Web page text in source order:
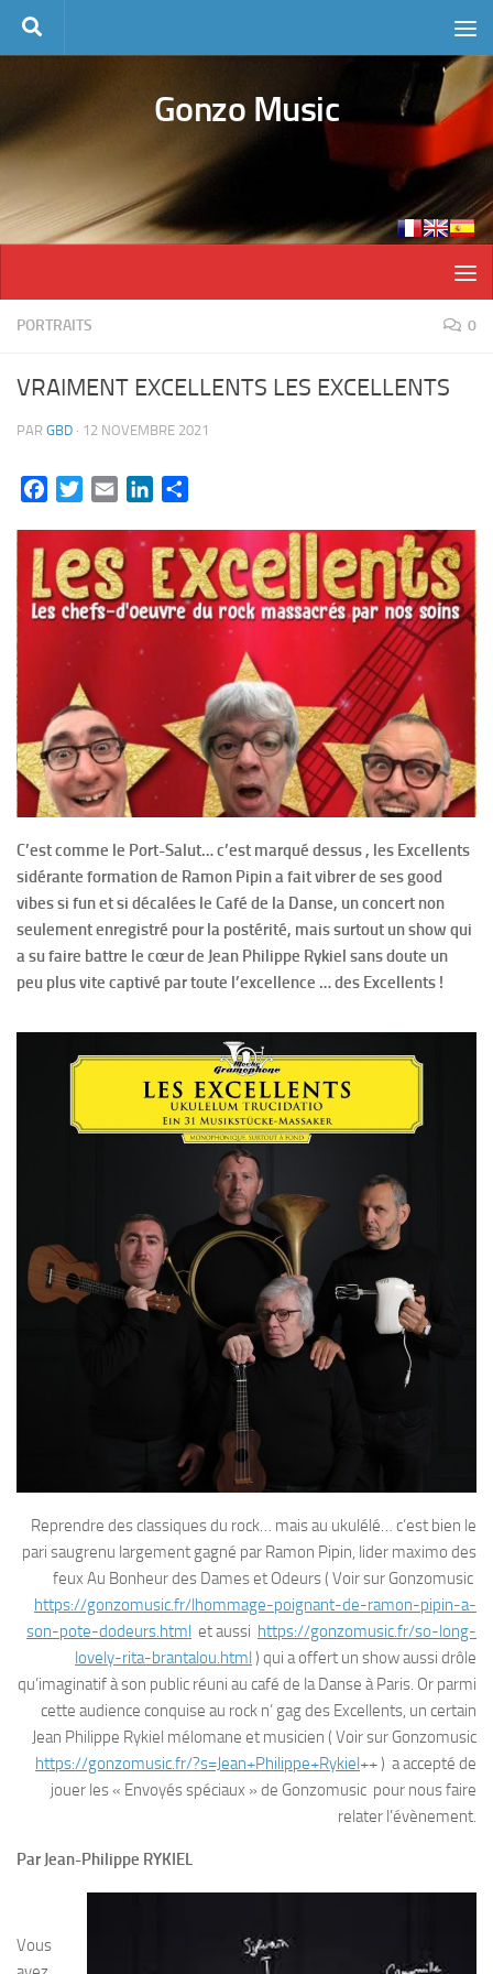
Skip to content
Gonzo Music
PORTRAITS 0
VRAIMENT EXCELLENTS LES EXCELLENTS
PAR GBD · 12 NOVEMBRE 2021
FacebookTwitterEmail LinkedIn
C’est comme le Port-Salut… c’est marqué dessus , les Excellents
sidérante formation de Ramon Pipin a fait vibrer de ses good
vibes si fun et si décalées le Café de la Danse, un concert non
seulement enregistré pour la postérité, mais surtout un show qui
a su faire battre le cœur de Jean Philippe Rykiel sans doute un
peu plus vite captivé par toute l’excellence … des Excellents !
Reprendre des classiques du rock… mais au ukulélé… c’est bien le
pari saugrenu largement gagné par Ramon Pipin, lider maximo des
feux Au Bonheur des Dames et Odeurs ( Voir sur Gonzomusic
https://gonzomusic.fr/lhommage-poignant-de-ramon-pipin-a-
son-pote-dodeurs.html et aussi https://gonzomusic.fr/so-long-
lovely-rita-brantalou.html ) qui a offert un show aussi drôle
qu’imaginatif à son public réuni au café de la Danse à Paris. Or parmi
cette audience conquise au rock n’ gag des Excellents, un certain
Jean Philippe Rykiel mélomane et musicien ( Voir sur Gonzomusic
https://gonzomusic.fr/?s=Jean+Philippe+Rykiel++ ) a accepté de
jouer les « Envoyés spéciaux » de Gonzomusic pour nous faire
relater l’évènement.
Par Jean-Philippe RYKIEL
Vous